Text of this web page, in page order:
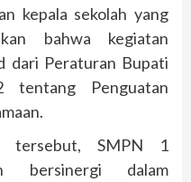
kepala sekolah yang
bahwa kegiatan
dari Peraturan Bupati
Penguatan
tersebut, SMPN 1
bersinergi dalam